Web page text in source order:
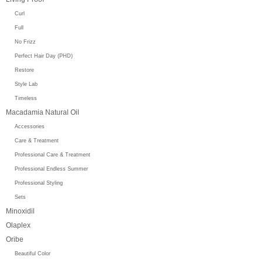
Curl
Full
No Frizz
Perfect Hair Day (PHD)
Restore
Style Lab
Timeless
Macadamia Natural Oil
Accessories
Care & Treatment
Professional Care & Treatment
Professional Endless Summer
Professional Styling
Sets
Minoxidil
Olaplex
Oribe
Beautiful Color